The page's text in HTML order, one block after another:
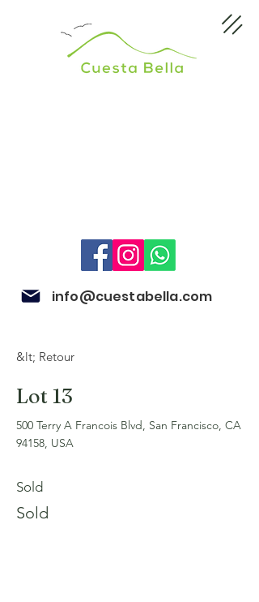
info@cuestabella.com
505 8679 3007
&lt; Retour
Lot 13
500 Terry A Francois Blvd, San Francisco, CA
94158, USA
Sold
Sold